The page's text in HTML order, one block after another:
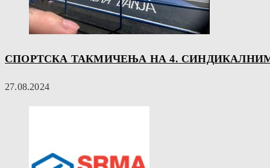
СПОРТСКА ТАКМИЧЕЊА НА 4.
27.08.2024